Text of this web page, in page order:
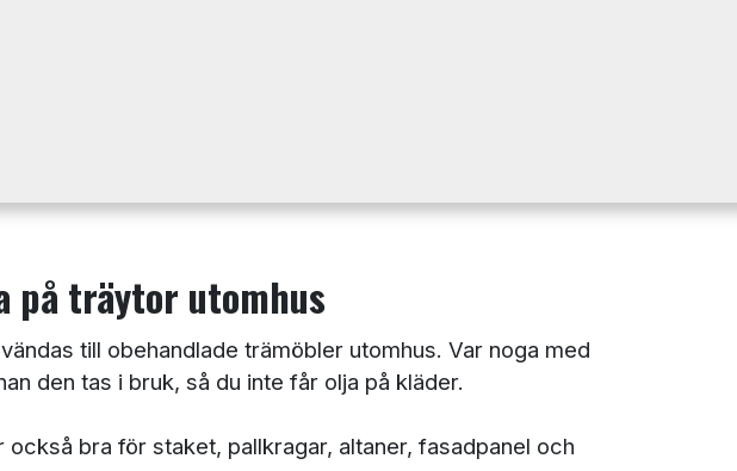
på träytor utomhus
till obehandlade trämöbler utomhus. Var noga med
den tas i bruk, så du inte får olja på kläder.
också bra för staket, pallkragar, altaner, fasadpanel och